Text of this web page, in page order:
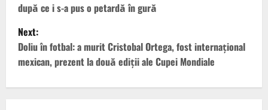
s
t
n
după ce i s-a pus o petardă în gură
Next:
Doliu în fotbal: a murit Cristobal Ortega, fost internațional
mexican, prezent la două ediții ale Cupei Mondiale